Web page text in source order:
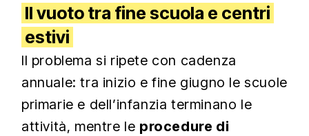
Il vuoto tra fine scuola e centri
estivi
Il problema si ripete con cadenza
annuale: tra inizio e fine giugno le scuole
primarie e dell’infanzia terminano le
attività, mentre le procedure di